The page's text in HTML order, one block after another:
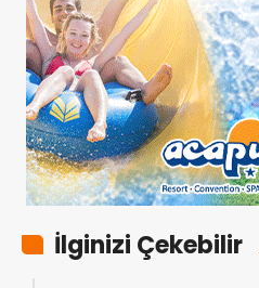
İlginizi Çekebilir